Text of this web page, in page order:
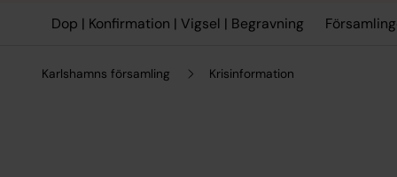
Dop | Konfirmation | Vigsel | Begravning
Karlshamns församling Krisinformation